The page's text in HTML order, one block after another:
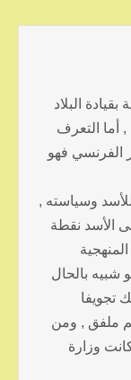
البلاد
أما التعرف
الفرنسي فهو
وسياسته ,
الأسد نقطة
شبيه بالحال
تجويفا
ملفق , ومن
وزارة